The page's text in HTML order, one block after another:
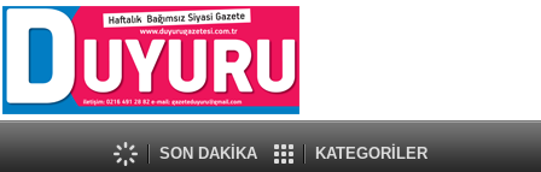
SON DAKİKA KATEGORİLER